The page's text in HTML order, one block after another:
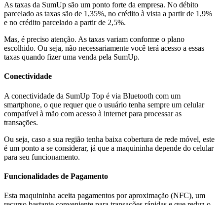
As taxas da SumUp são um ponto forte da empresa. No débito
parcelado as taxas são de 1,35%, no crédito à vista a partir de 1,9%
e no crédito parcelado a partir de 2,5%.
Mas, é preciso atenção. As taxas variam conforme o plano
escolhido. Ou seja, não necessariamente você terá acesso a essas
taxas quando fizer uma venda pela SumUp.
Conectividade
A conectividade da SumUp Top é via Bluetooth com um
smartphone, o que requer que o usuário tenha sempre um celular
compatível à mão com acesso à internet para processar as
transações.
Ou seja, caso a sua região tenha baixa cobertura de rede móvel, este
é um ponto a se considerar, já que a maquininha depende do celular
para seu funcionamento.
Funcionalidades de Pagamento
Esta maquininha aceita pagamentos por aproximação (NFC), um